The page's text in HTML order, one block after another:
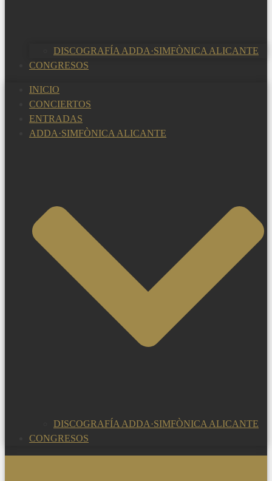
DISCOGRAFÍA ADDA·SIMFÒNICA ALICANTE
CONGRESOS
INICIO
CONCIERTOS
ENTRADAS
ADDA·SIMFÒNICA ALICANTE
DISCOGRAFÍA ADDA·SIMFÒNICA ALICANTE
CONGRESOS